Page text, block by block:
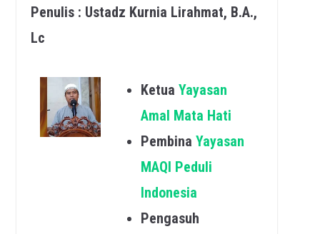
Penulis : Ustadz Kurnia Lirahmat, B.A.,
Lc
Ketua Yayasan
Amal Mata Hati
Pembina Yayasan
MAQI Peduli
Indonesia
Pengasuh